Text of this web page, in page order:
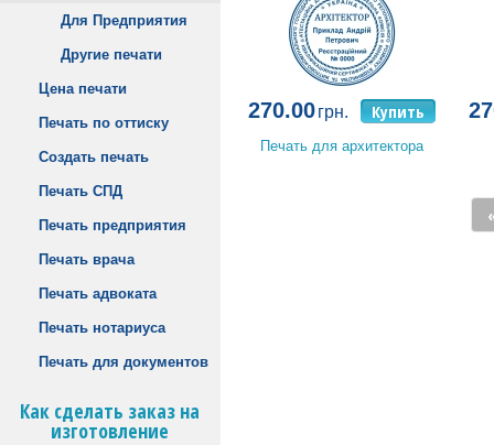
Для Предприятия
Другие печати
Цена печати
Печать по оттиску
Создать печать
Печать СПД
Печать предприятия
Печать врача
Печать адвоката
Печать нотариуса
Печать для документов
Как сделать заказ на
изготовление
270.00грн. Купить
Печать для архитектора